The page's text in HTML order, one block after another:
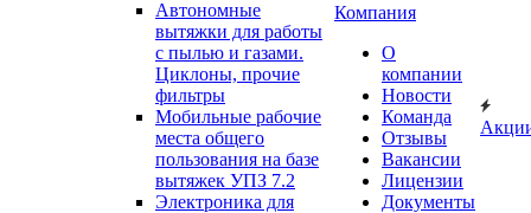
Автономные
вытяжки для работы
с пылью и газами.
Циклоны, прочие
фильтры
Мобильные рабочие
места общего
пользования на базе
вытяжек УПЗ 7.2
Электроника для
Компания
О
компании
Новости
Команда
Отзывы
Вакансии
Лицензии
Документы